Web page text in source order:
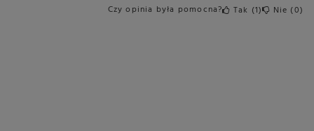
Czy opinia była pomocna? Tak 1 Nie 0